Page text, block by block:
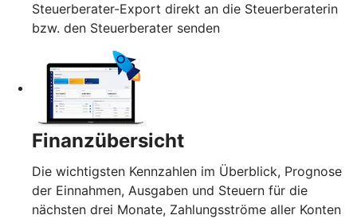
Steuerberater-Export direkt an die Steuerberaterin
bzw. den Steuerberater senden
Finanzübersicht
Die wichtigsten Kennzahlen im Überblick, Prognose
der Einnahmen, Ausgaben und Steuern für die
nächsten drei Monate, Zahlungsströme aller Konten